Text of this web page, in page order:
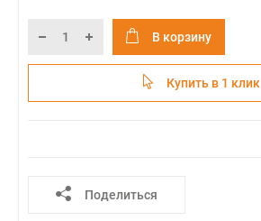
В корзину
Купить в 1 клик
Поделиться